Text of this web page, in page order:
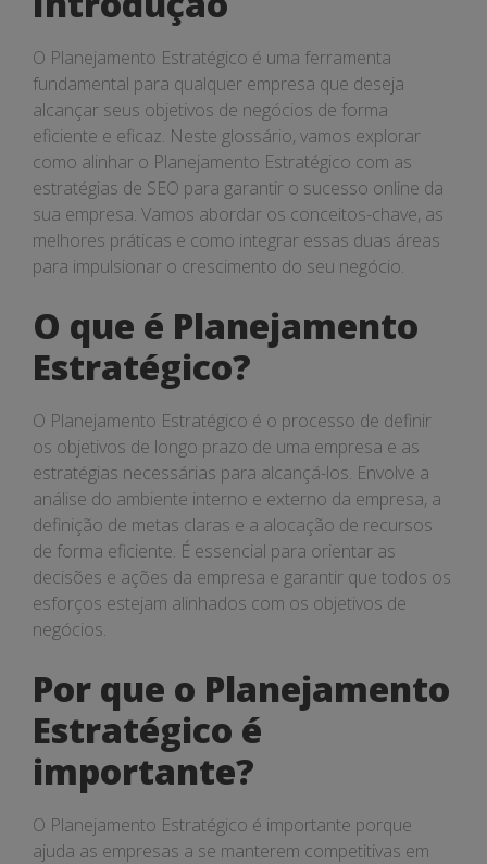
O Planejamento Estratégico é uma ferramenta
fundamental para qualquer empresa que deseja
alcançar seus objetivos de negócios de forma
eficiente e eficaz. Neste glossário, vamos explorar
como alinhar o Planejamento Estratégico com as
estratégias de SEO para garantir o sucesso online da
sua empresa. Vamos abordar os conceitos-chave, as
melhores práticas e como integrar essas duas áreas
para impulsionar o crescimento do seu negócio.
O que é Planejamento
Estratégico?
O Planejamento Estratégico é o processo de definir
os objetivos de longo prazo de uma empresa e as
estratégias necessárias para alcançá-los. Envolve a
análise do ambiente interno e externo da empresa, a
definição de metas claras e a alocação de recursos
de forma eficiente. É essencial para orientar as
decisões e ações da empresa e garantir que todos os
esforços estejam alinhados com os objetivos de
negócios.
Por que o Planejamento
Estratégico é
importante?
O Planejamento Estratégico é importante porque
ajuda as empresas a se manterem competitivas em